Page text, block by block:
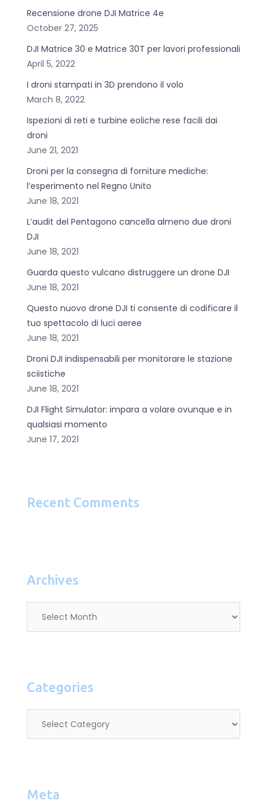
Recensione drone DJI Matrice 4e
October 27, 2025
DJI Matrice 30 e Matrice 30T per lavori professionali
April 5, 2022
I droni stampati in 3D prendono il volo
March 8, 2022
Ispezioni di reti e turbine eoliche rese facili dai
droni
June 21, 2021
Droni per la consegna di forniture mediche:
l’esperimento nel Regno Unito
June 18, 2021
L’audit del Pentagono cancella almeno due droni
DJI
June 18, 2021
Guarda questo vulcano distruggere un drone DJI
June 18, 2021
Questo nuovo drone DJI ti consente di codificare il
tuo spettacolo di luci aeree
June 18, 2021
Droni DJI indispensabili per monitorare le stazione
sciistiche
June 18, 2021
DJI Flight Simulator: impara a volare ovunque e in
qualsiasi momento
June 17, 2021
Recent Comments
Archives
Categories
Meta